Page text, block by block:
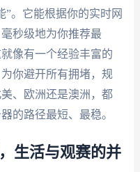
”。它能根据你的实时网
秒级地为你推荐最
像有一个经验丰富的
你避开所有拥堵，规
、欧洲还是澳洲，都
的路径最短、最稳。
生活与观赛的并